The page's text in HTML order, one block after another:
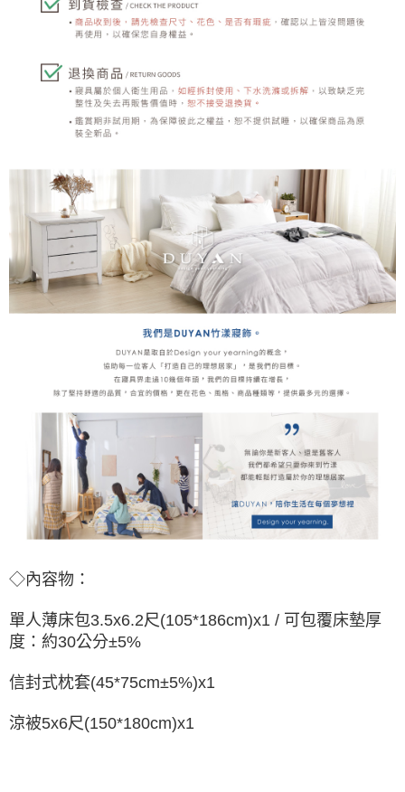
◇內容物：
單人薄床包3.5x6.2尺(105*186cm)x1 / 可包覆床墊厚
度：約30公分±5%
信封式枕套(45*75cm±5%)x1
涼被5x6尺(150*180cm)x1